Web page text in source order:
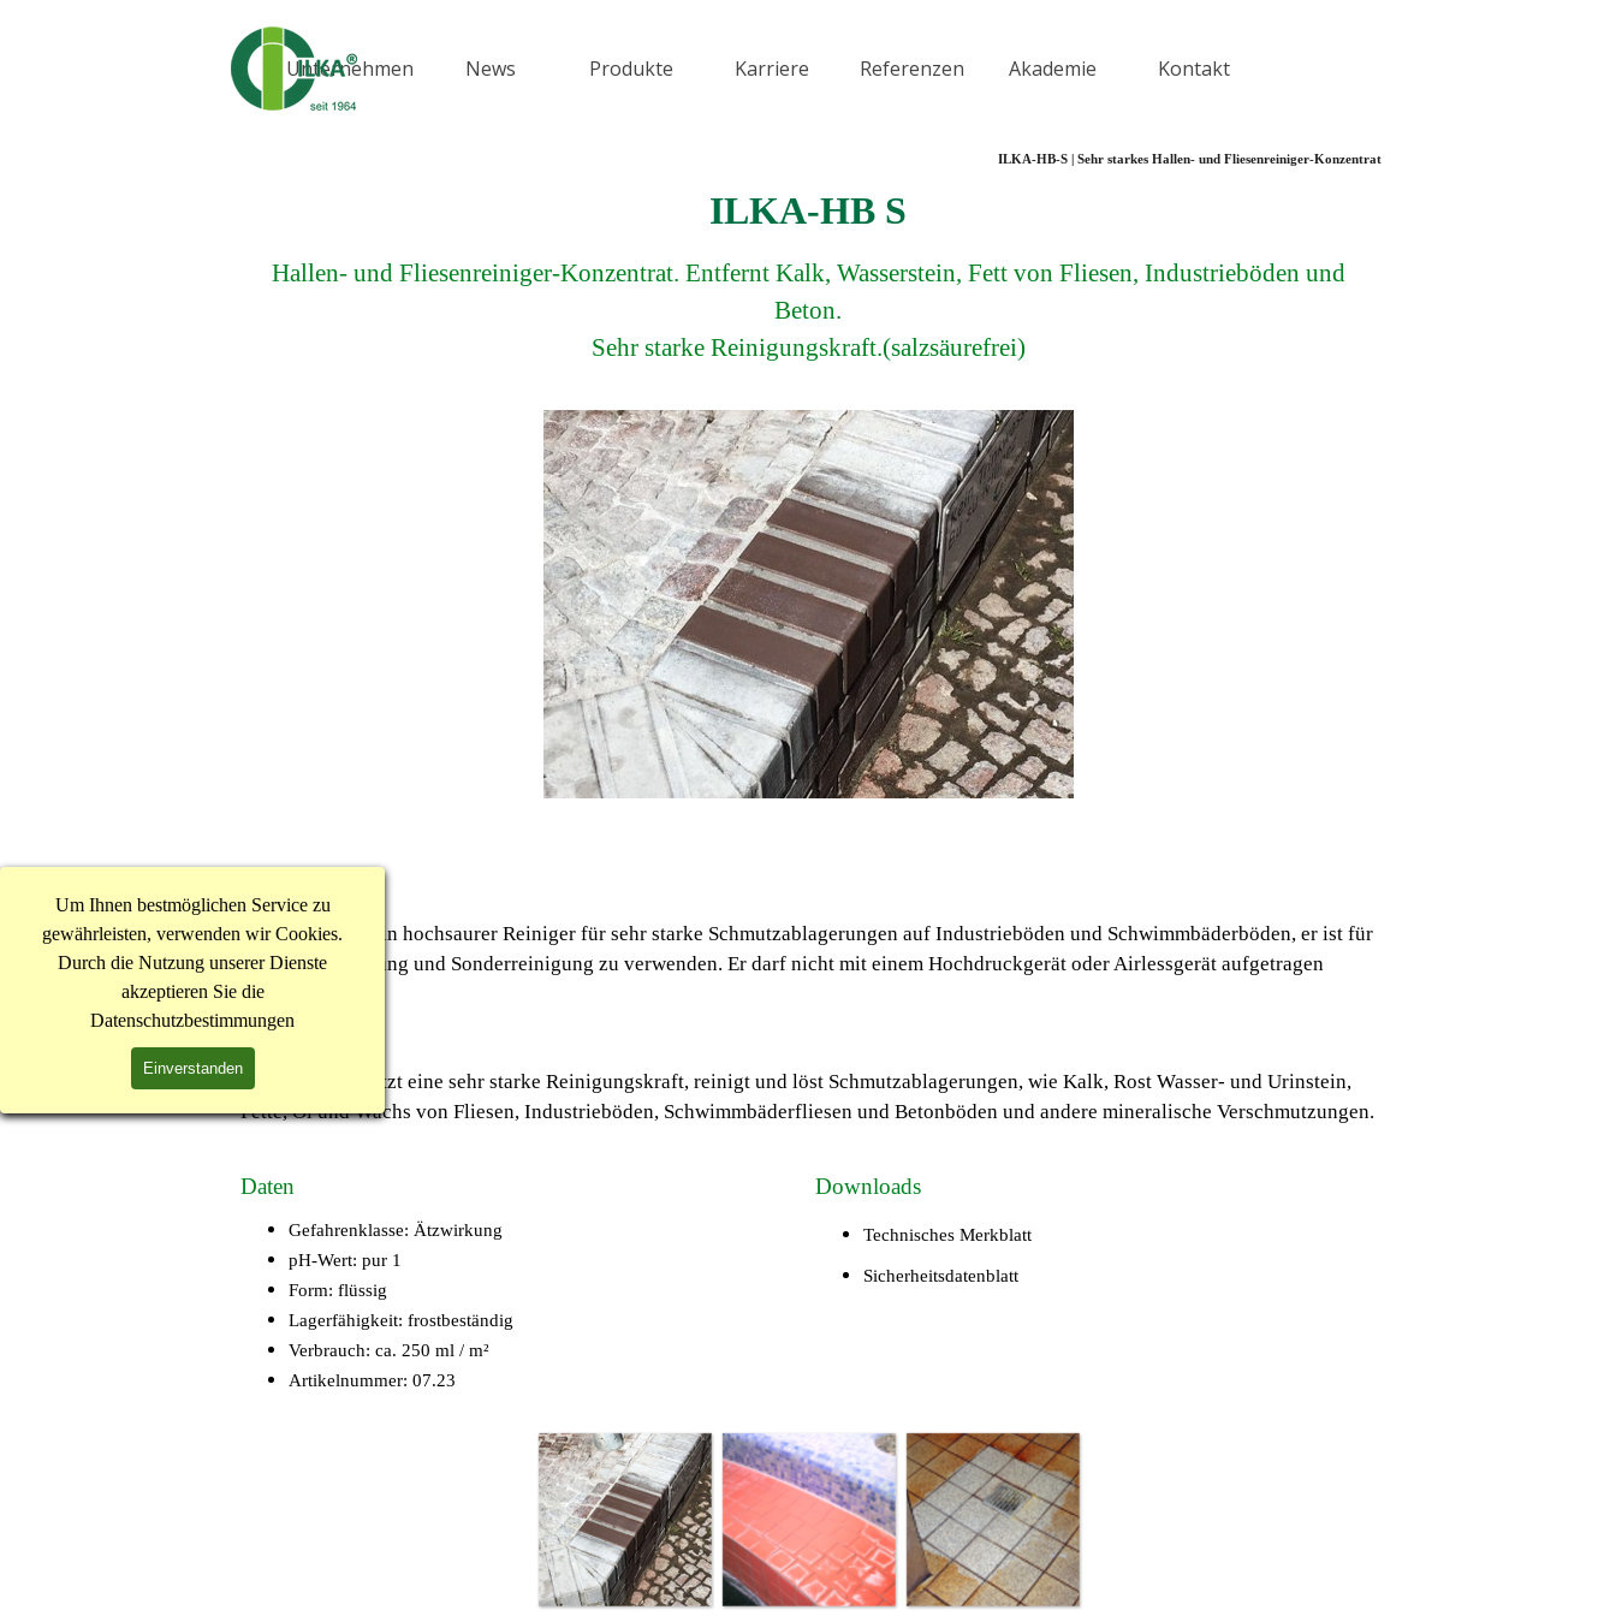
Um Ihnen bestmöglichen Service zu
gewährleisten, verwenden wir Cookies.
Durch die Nutzung unserer Dienste
akzeptieren Sie die
Datenschutzbestimmungen
Einverstanden
Menü überspringen
Unternehmen ▼
News ▼
Produkte ▼
Karriere Referenzen ▼
Akademie ▼
Kontakt
ILKA-HB-S | Sehr starkes Hallen- und Fliesenreiniger-Konzentrat
ILKA-HB S
Hallen- und Fliesenreiniger-Konzentrat. Entfernt Kalk, Wasserstein, Fett von Fliesen, Industrieböden und
Beton.
Sehr starke Reinigungskraft.(salzsäurefrei)
ILKA-HB-S ist ein hochsaurer Reiniger für sehr starke Schmutzablagerungen auf Industrieböden und Schwimmbäderböden, er ist für
die Grundreinigung und Sonderreinigung zu verwenden. Er darf nicht mit einem Hochdruckgerät oder Airlessgerät aufgetragen
werden!
Einsatzgebiete
ILKA-HB-S besitzt eine sehr starke Reinigungskraft, reinigt und löst Schmutzablagerungen, wie Kalk, Rost Wasser- und Urinstein,
Fette, Öl und Wachs von Fliesen, Industrieböden, Schwimmbäderfliesen und Betonböden und andere mineralische Verschmutzungen.
Daten
Gefahrenklasse: Ätzwirkung
pH-Wert: pur 1
Form: flüssig
Lagerfähigkeit: frostbeständig
Verbrauch: ca. 250 ml / m²
Artikelnummer: 07.23
Downloads
Technisches Merkblatt
Sicherheitsdatenblatt